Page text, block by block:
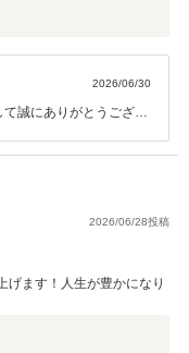
2026/06/30
誠にありがとうござい
し付けくださいませ。
て参ります。 今後と
田
2026/06/28投稿
げます！人生が豊かになり